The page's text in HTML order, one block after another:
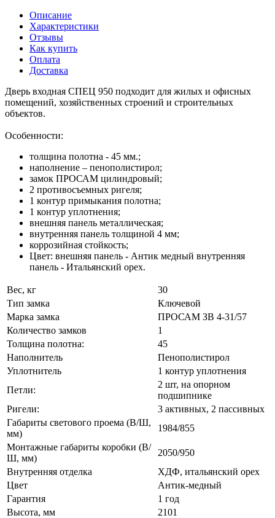
Описание
Характеристики
Отзывы
Как купить
Оплата
Доставка
Дверь входная СПЕЦ 950 подходит для жилых и офисных
помещений, хозяйственных строений и строительных
объектов.
Особенности:
толщина полотна - 45 мм.;
наполнение – пенополистирол;
замок ПРОСАМ цилиндровый;
2 противосъемных ригеля;
1 контур примыкания полотна;
1 контур уплотнения;
внешняя панель металлическая;
внутренняя панель толщиной 4 мм;
коррозийная стойкость;
Цвет: внешняя панель - Антик медный внутренняя
панель - Итальянский орех.
Вес, кг
30
Тип замка
Ключевой
Марка замка
ПРОСАМ ЗВ 4-31/57
Количество замков
1
Толщина полотна:
45
Наполнитель
Пенополистирол
Уплотнитель
1 контур уплотнения
Петли:
2 шт, на опорном
подшипнике
Ригели:
3 активных, 2 пассивных
Габариты светового проема (В/Ш,
мм)
1984/855
Монтажные габариты коробки (В/
Ш, мм)
2050/950
Внутренняя отделка
ХДФ, итальянский орех
Цвет
Антик-медный
Гарантия
1 год
Высота, мм
2101